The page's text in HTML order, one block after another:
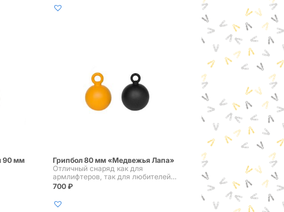
90 мм
Грипбол 80 мм «Медвежья Лапа»
Отличный снаряд как для
армлифтеров, так для любителей
перекладины
700₽